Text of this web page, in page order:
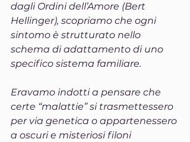
dagli Ordini dell’Amore (Bert
Hellinger), scopriamo che ogni
sintomo è strutturato nello
schema di adattamento di uno
specifico sistema familiare.
Eravamo indotti a pensare che
certe “malattie” si trasmettessero
per via genetica o appartenessero
a oscuri e misteriosi filoni